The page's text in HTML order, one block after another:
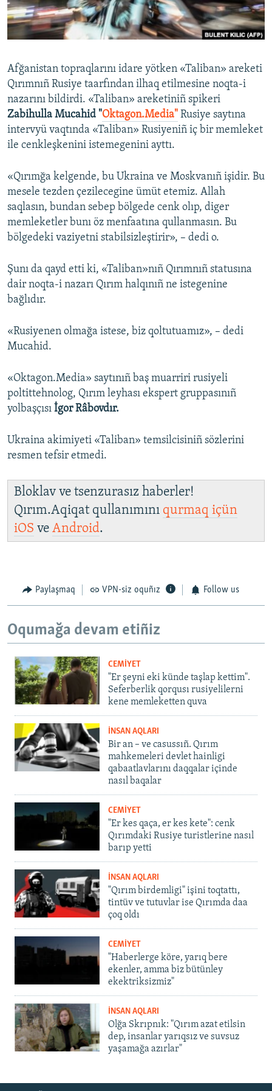
Русский
Українською
QOŞULIÑIZ!
RFE/RS bütün saytları
Afğanistan topraqlarını idare yötken «Taliban» areketi
Qırımnıñ Rusiye taarfından ilhaq etilmesine noqta-i
nazarını bildirdi. «Taliban» areketiniñ spikeri
Zabihulla Mucahid "Oktagon.Media" Rusiye saytına
intervyü vaqtında «Taliban» Rusiyeniñ iç bir memleket
ile cenkleşkenini istemegenini ayttı.
«Qırımğa kelgende, bu Ukraina ve Moskvanıñ işidir. Bu
mesele tezden çezilecegine ümüt etemiz. Allah
saqlasın, bundan sebep bölgede cenk olıp, diger
memleketler bunı öz menfaatına qullanmasın. Bu
bölgedeki vaziyetni stabilsizleştirir», – dedi o.
Şunı da qayd etti ki, «Taliban»nıñ Qırımnıñ statusına
dair noqta-i nazarı Qırım halqınıñ ne istegenine
bağlıdır.
«Rusiyenen olmağa istese, biz qoltutuamız», – dedi
Mucahid.
«Oktagon.Media» saytınıñ baş muarriri rusiyeli
poltittehnolog, Qırım leyhası ekspert gruppasınıñ
yolbaşçısı İgor Râbovdır.
Ukraina akimiyeti «Taliban» temsilcisiniñ sözlerini
resmen tefsir etmedi.
Bloklav ve tsenzurasız haberler!
Qırım.Aqiqat qullanımını qurmaq içün
iOS ve Android.
Paylaşmaq VPN-siz oquñız Follow us
Oqumağa devam etiñiz
CEMİYET
"Er şeyni eki künde taşlap kettim".
Seferberlik qorqusı rusiyelilerni
kene memleketten quva
İNSAN AQLARI
Bir an – ve casussıñ. Qırım
mahkemeleri devlet hainligi
qabaatlavlarını daqqalar içinde
nasıl baqalar
CEMİYET
"Er kes qaça, er kes kete": cenk
Qırımdaki Rusiye turistlerine nasıl
barıp yetti
İNSAN AQLARI
"Qırım birdemligi" işini toqtattı,
tintüv ve tutuvlar ise Qırımda daa
çoq oldı
CEMİYET
"Haberlerge köre, yarıq bere
ekenler, amma biz bütünley
ekektriksizmiz"
İNSAN AQLARI
Olğa Skrıpnık: "Qırım azat etilsin
dep, insanlar yarıqsız ve suvsuz
yaşamağa azırlar"